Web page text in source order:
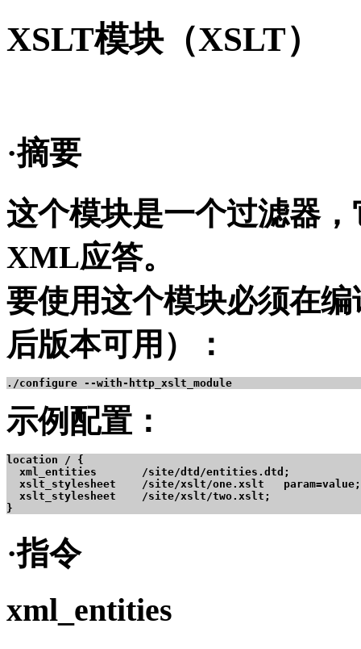
XSLT模块（XSLT）
·摘要
这个模块是一个过滤器
XML应答。
要使用这个模块必须在
后版本可用）：
./configure --with-http_xslt_module
示例配置：
location / {
  xml_entities       /site/dtd/entities.dtd;
  xslt_stylesheet    /site/xslt/one.xslt   param=value;
  xslt_stylesheet    /site/xslt/two.xslt;
}
·指令
xml_entities